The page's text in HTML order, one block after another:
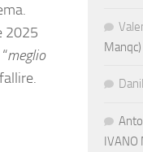
2025
meglio
Manqc)
IVANO